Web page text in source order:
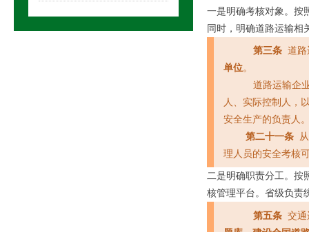
一是明确考核对象。按
同时，明确道路运输相
第三条道
单位。
道路运输企
人、实际控制人，
安全生产的负责人
第二十一条
理人员的安全考核
二是明确职责分工。按
核管理平台。省级负责
第五条交